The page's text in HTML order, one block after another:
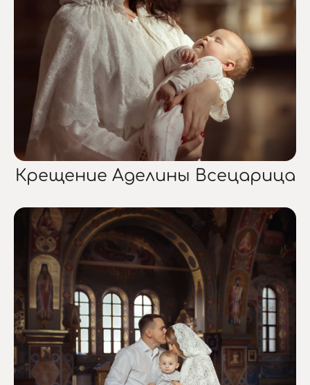
Крещение Аделины Всецарица